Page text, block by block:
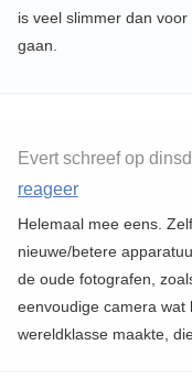
is veel slimmer dan
gaan.
Evert schreef op
reageer
Helemaal mee eens.
nieuwe/betere
de oude fotografen,
eenvoudige camera wat
wereldklasse maakte,